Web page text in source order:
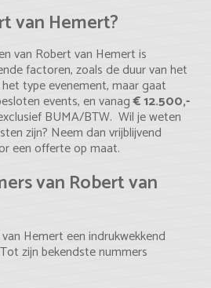
van Hemert?
van Robert van Hemert is
factoren, zoals de duur van het
type evenement, maar gaat
events, en vanag€ 12.500,-
BUMA/BTW. Wil je weten
zijn? Neem dan vrijblijvend
een offerte op maat.
van Robert van
Hemert een indrukwekkend
zijn bekendste nummers